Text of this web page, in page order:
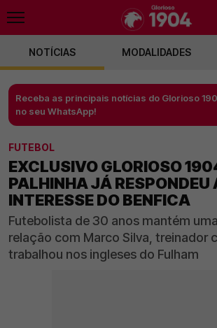
NOTÍCIAS MODALIDADES
Receba as principais notícias do Glorioso
no seu WhatsApp!
FUTEBOL
EXCLUSIVO GLORIOSO
PALHINHA JÁ RESPONDEU
INTERESSE DO BENFICA
Futebolista de 30 anos mantém
relação com Marco Silva, treinador
trabalhou nos ingleses do Fulham